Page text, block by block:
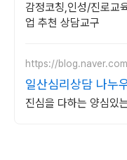
감정코칭,인성/진로교
업 추천 상담교구
https://
일산심리상담 나누
진심을 다하는 양심있